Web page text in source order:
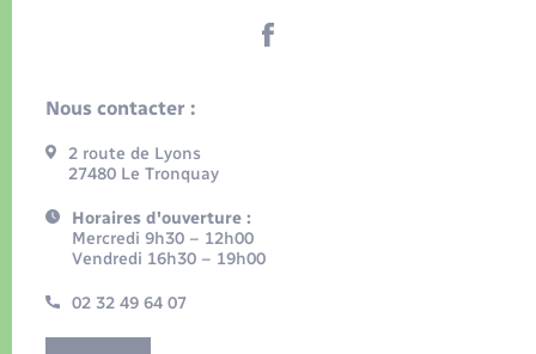
Nous contacter :
2 route de Lyons
27480 Le Tronquay
Horaires d'ouverture :
Mercredi 9h30 – 12h00
Vendredi 16h30 – 19h00
02 32 49 64 07